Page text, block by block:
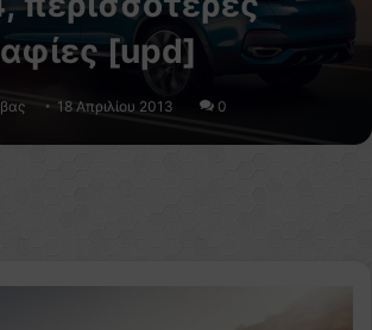
[upd]
18 Απριλίου 2013 0